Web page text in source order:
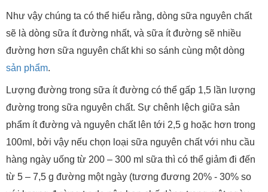
Như vậy chúng ta có thể hiểu rằng, dòng sữa nguyên chất
sẽ là dòng sữa ít đường nhất, và sữa ít đường sẽ nhiều
đường hơn sữa nguyên chất khi so sánh cùng một dòng
sản phẩm.
Lượng đường trong sữa ít đường có thể gấp 1,5 lần lượng
đường trong sữa nguyên chất. Sự chênh lệch giữa sản
phẩm ít đường và nguyên chất lên tới 2,5 g hoặc hơn trong
100ml, bởi vậy nếu chọn loại sữa nguyên chất với nhu cầu
hàng ngày uống từ 200 – 300 ml sữa thì có thể giảm đi đến
từ 5 – 7,5 g đường một ngày (tương đương 20% - 30% so